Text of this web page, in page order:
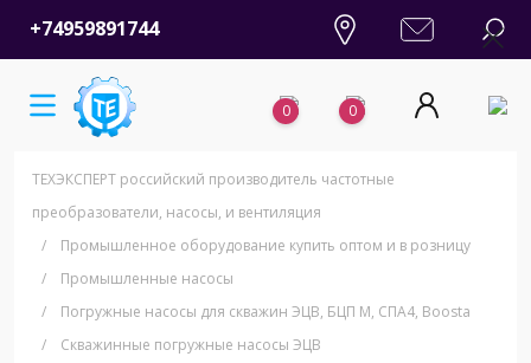
+74959891744
0 0
ТЕХЭКСПЕРТ российский производитель частотные
преобразователи, насосы, и вентиляция
/
Промышленное оборудование купить оптом и в розницу
/
Промышленные насосы
/
Погружные насосы для скважин ЭЦВ, БЦП М, СПА4, Boosta
/
Скважинные погружные насосы ЭЦВ